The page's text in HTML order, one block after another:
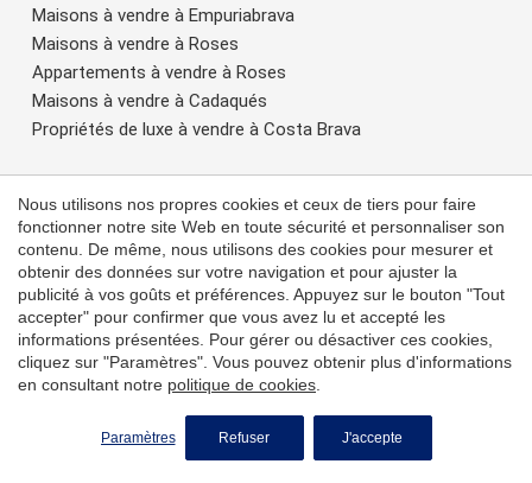
Maisons à vendre à Empuriabrava
Maisons à vendre à Roses
Appartements à vendre à Roses
Maisons à vendre à Cadaqués
Propriétés de luxe à vendre à Costa Brava
Tarragona
Maisons à vendre à Tarragona
Mallorca
Maisons à vendre à Mallorca
Costa Blanca
Maisons à vendre sur la Costa Blanca
Appartements à vendre sur la Costa Blanca
Nous utilisons nos propres cookies et ceux de tiers pour faire
fonctionner notre site Web en toute sécurité et personnaliser son
contenu. De même, nous utilisons des cookies pour mesurer et
obtenir des données sur votre navigation et pour ajuster la
publicité à vos goûts et préférences. Appuyez sur le bouton "Tout
accepter" pour confirmer que vous avez lu et accepté les
informations présentées. Pour gérer ou désactiver ces cookies,
cliquez sur "Paramètres". Vous pouvez obtenir plus d'informations
en consultant notre politique de cookies
Paramètres Refuser J'accepte